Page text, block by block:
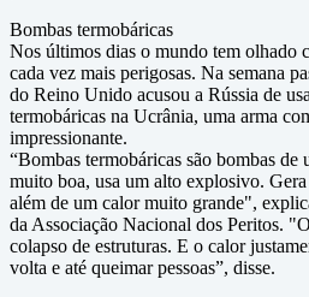
Bombas termobáricas
Nos últimos dias o mundo tem olhado
cada vez mais perigosas. Na semana
do Reino Unido acusou a Rússia de
termobáricas na Ucrânia, uma arma
impressionante.
“Bombas termobáricas são bombas de
muito boa, usa um alto explosivo.
além de um calor muito grande",
da Associação Nacional dos Peritos.
colapso de estruturas. E o calor
volta e até queimar pessoas”, disse.